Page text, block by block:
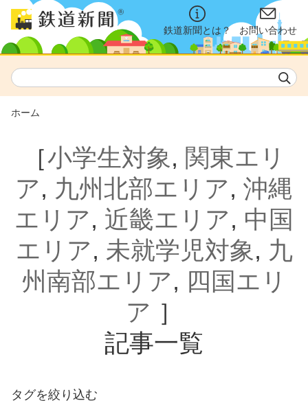
鉄道新聞とは？ お問い合わせ
ホーム
［小学生対象, 関東エリ
ア, 九州北部エリア, 沖縄
エリア, 近畿エリア, 中国
エリア, 未就学児対象, 九
州南部エリア, 四国エリ
ア ］
記事一覧
タグを絞り込む